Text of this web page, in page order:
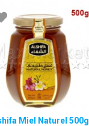
Miel Naturel 500g